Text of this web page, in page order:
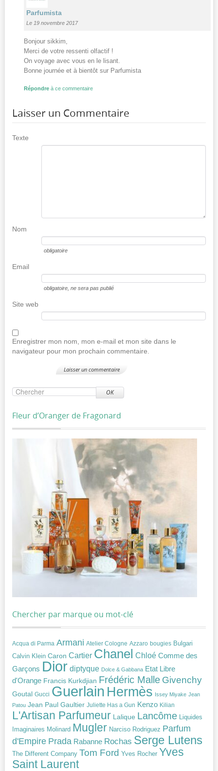
Parfumista
Le 19 novembre 2017
Bonjour sikkim,
Merci de votre ressenti olfactif !
On voyage avec vous en le lisant.
Bonne journée et à bientôt sur Parfumista
Répondre à ce commentaire
Laisser un Commentaire
Texte
Nom
obligatoire
Email
obligatoire , ne sera pas publié
Site web
Enregistrer mon nom, mon e-mail et mon site dans le
navigateur pour mon prochain commentaire.
OK
Fleur d’Oranger de Fragonard
Chercher par marque ou mot-clé
Acqua di Parma Armani Atelier Cologne Azzaro bougies Bulgari
Calvin Klein Caron Cartier Chanel Chloé Comme des
Garçons Dior diptyque Dolce & Gabbana Etat Libre
d'Orange Francis Kurkdjian Frédéric Malle Givenchy
Goutal Gucci Guerlain Hermès Issey Miyake Jean
Patou Jean Paul Gaultier Juliette Has a Gun Kenzo Kilian
L'Artisan Parfumeur Lalique Lancôme Liquides
Imaginaires Molinard Mugler Narciso Rodriguez Parfum
d'Empire Prada Rabanne Rochas Serge Lutens
The Different Company Tom Ford Yves Rocher Yves
Saint Laurent